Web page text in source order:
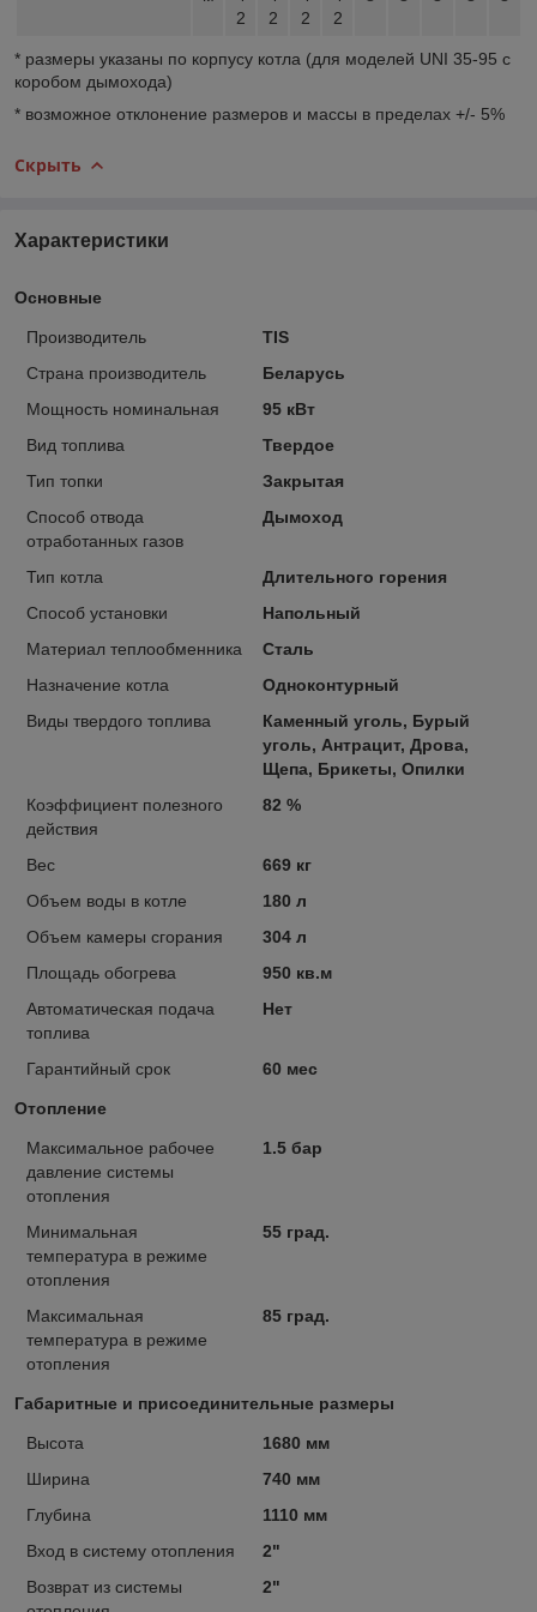
2
2
2
2
* размеры указаны по корпусу котла (для моделей UNI 35-95 с
коробом дымохода)
* возможное отклонение размеров и массы в пределах +/- 5%
Скрыть
Характеристики
Основные
Производитель
TIS
Страна производитель
Беларусь
Мощность номинальная
95 кВт
Вид топлива
Твердое
Тип топки
Закрытая
Способ отвода
отработанных газов
Дымоход
Тип котла
Длительного горения
Способ установки
Напольный
Материал теплообменника
Сталь
Назначение котла
Одноконтурный
Виды твердого топлива
Каменный уголь, Бурый
уголь, Антрацит, Дрова,
Щепа, Брикеты, Опилки
Коэффициент полезного
действия
82 %
Вес
669 кг
Объем воды в котле
180 л
Объем камеры сгорания
304 л
Площадь обогрева
950 кв.м
Автоматическая подача
топлива
Нет
Гарантийный срок 60 мес
Отопление
Максимальное рабочее
давление системы
отопления
1.5 бар
Минимальная
температура в режиме
отопления
55 град.
Максимальная
температура в режиме
отопления
85 град.
Габаритные и присоединительные размеры
Высота
1680 мм
Ширина
740 мм
Глубина
1110 мм
Вход в систему отопления
2"
Возврат из системы
2"